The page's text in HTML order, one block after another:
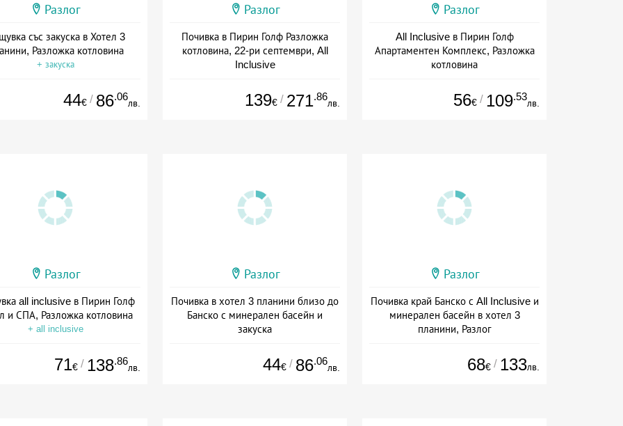
Разлог
със закуска в Хотел 3
Разложка котловина
+ закуска
44€ / 86.06
лв.
Разлог
Почивка в Пирин Голф Разложка
котловина, 22-ри септември, All
Inclusive
139€ / 271.86
лв.
Разлог
All Inclusive в Пирин Голф
Апартаментен Комплекс, Разложка
котловина
56€ / 109.53
лв.
Разлог
all inclusive в Пирин Голф
и СПА, Разложка котловина
+ all inclusive
71€ / 138.86
лв.
Разлог
Почивка в хотел 3 планини близо до
Банско с минерален басейн и
закуска
44€ / 86.06
лв.
Разлог
Почивка край Банско с All Inclusive и
минерален басейн в хотел 3
планини, Разлог
68€ / 133лв.